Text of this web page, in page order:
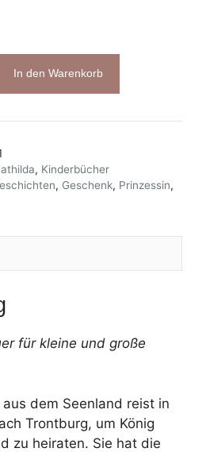
Prinzessin
In den Warenkorb
, Kinderbücher
, Geschenk, Prinzessin,
für kleine und große
dem Seenland reist in
Trontburg, um König
zu heiraten. Sie hat die